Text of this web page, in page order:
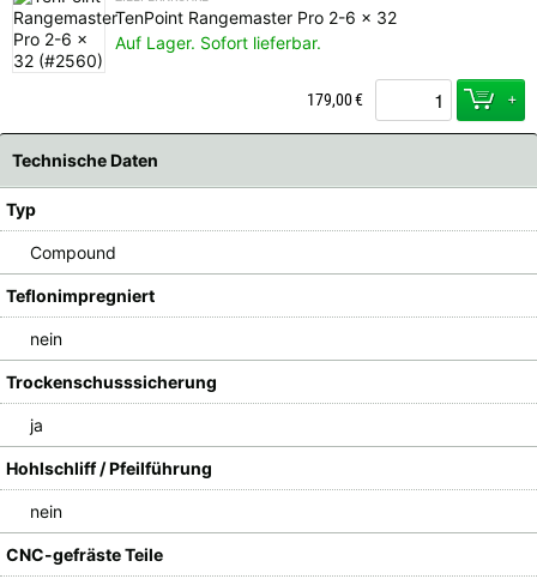
TenPoint Rangemaster Pro 2-6 x 32
Auf Lager. Sofort lieferbar.
179,00€ +
Technische Daten
Typ
Compound
Teflonimpregniert
nein
Trockenschusssicherung
ja
Hohlschliff / Pfeilführung
nein
CNC-gefräste Teile